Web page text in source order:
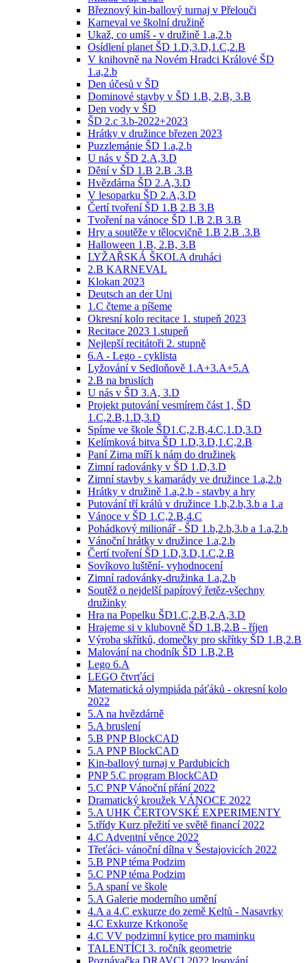
Březnový kin-ballový turnaj v Přelouči
Karneval ve školní družině
Ukaž, co umíš - v družině 1.a,2.b
Osídlení planet ŠD 1.D,3.D,1.C,2.B
V knihovně na Novém Hradci Králové ŠD
1.a,2.b
Den účesů v ŠD
Dominové stavby v ŠD 1.B, 2.B, 3.B
Den vody v ŠD
ŠD 2.c 3.b-2022+2023
Hrátky v družince březen 2023
Puzzlemánie ŠD 1.a,2.b
U nás v ŠD 2.A,3.D
Dění v ŠD 1.B 2.B .3.B
Hvězdárna ŠD 2.A,3.D
V lesoparku ŠD 2.A,3.D
Čertí tvoření ŠD 1.B 2.B 3.B
Tvoření na vánoce ŠD 1.B 2.B 3.B
Hry a soutěže v tělocvičně 1.B 2.B .3.B
Halloween 1.B, 2.B, 3.B
LYŽAŘSKÁ ŠKOLA druháci
2.B KARNEVAL
Klokan 2023
Deutsch an der Uni
1.C čteme a píšeme
Okresní kolo recitace 1. stupeň 2023
Recitace 2023 1.stupeň
Nejlepší recitátoři 2. stupně
6.A - Lego - cyklista
Lyžování v Sedloňově 1.A+3.A+5.A
2.B na bruslích
U nás v ŠD 3.A, 3.D
Projekt putování vesmírem část 1, ŠD
1.C,2.B,1.D,3.D
Spíme ve škole ŠD1.C,2.B,4.C,1.D,3.D
Kelímková bitva ŠD 1.D,3.D,1.C,2.B
Paní Zima míří k nám do družinek
Zimní radovánky v ŠD 1.D,3.D
Zimní stavby s kamarády ve družince 1.a,2.b
Hrátky v družině 1.a,2.b - stavby a hry
Putování tří králů v družince 1.b,2.b,3.b a 1.a
Vánoce v ŠD 1.C,2.B,4.C
Pohádkový milionář - ŠD 1.b,2.b,3.b a 1.a,2.b
Vánoční hrátky v družince 1.a,2.b
Čertí tvoření ŠD 1.D,3.D,1.C,2.B
Sovíkovo luštění- vyhodnocení
Zimní radovánky-družinka 1.a,2.b
Soutěž o nejdelší papírový řetěz-všechny
družinky
Hra na Popelku ŠD1.C,2.B,2.A,3.D
Hrajeme si v klubovně ŠD 1.B,2.B - říjen
Výroba skřítků, domečky pro skřítky ŠD 1.B,2.B
Malování na chodník ŠD 1.B,2.B
Lego 6.A
LEGO čtvrťáci
Matematická olympiáda páťáků - okresní kolo
2022
5.A na hvězdárně
5.A bruslení
5.B PNP BlockCAD
5.A PNP BlockCAD
Kin-ballový turnaj v Pardubicích
PNP 5.C program BlockCAD
5.C PNP Vánoční přání 2022
Dramatický kroužek VÁNOCE 2022
5.A UHK ČERTOVSKÉ EXPERIMENTY
5.třídy Kurz přežití ve světě financí 2022
4.C Adventní věnce 2022
Třeťáci- vánoční dílna v Šestajovicích 2022
5.B PNP téma Podzim
5.C PNP téma Podzim
5.A spaní ve škole
5.A Galerie moderního umění
4.A a 4.C exkurze do země Keltů - Nasavrky
4.C Exkurze Krkonoše
4.C VV podzimní kytice pro maminku
TALENTÍCI 3. ročník geometrie